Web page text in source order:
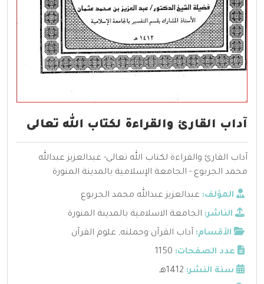
آداب القارئ والقراءة لكتاب الله تعالى
آداب القارئ والقراءة لكتاب الله تعالى- عبدالعزيز عبدالله
محمد الجربوع - الجامعة الإسلامية بالمدينة المنورة
المؤلف: عبدالعزيز عبدالله محمد الجربوع
الناشر: الجامعة الاسلامية بالمدينة المنورة
الأقسام: آداب القرآن وحملته, علوم القرآن
عدد الصفحات: 1150
سنة النشر: 1412هـ